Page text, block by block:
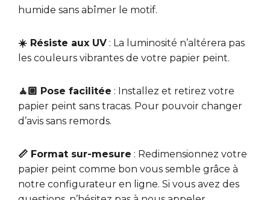
humide sans abîmer le motif.
☀️ Résiste aux UV : La luminosité n’altérera pas
les couleurs vibrantes de votre papier peint.
🧘🏼 Pose facilitée : Installez et retirez votre
papier peint sans tracas. Pour pouvoir changer
d’avis sans remords.
📏 Format sur-mesure : Redimensionnez votre
papier peint comme bon vous semble grâce à
notre configurateur en ligne. Si vous avez des